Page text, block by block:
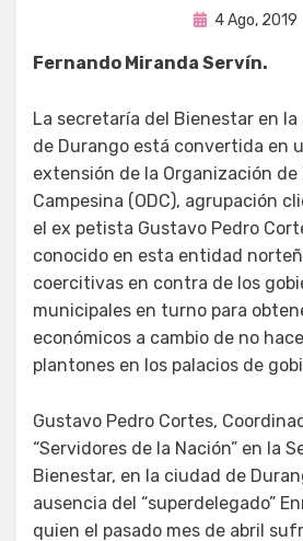
porEnrique
Publicada
4 Ago, 2019
Fernando Miranda Servín.
La secretaría del Bienestar en
de Durango está convertida en
extensión de la Organización de
Campesina (ODC), agrupación
el ex petista Gustavo Pedro
conocido en esta entidad
coercitivas en contra de los
municipales en turno para
económicos a cambio de no
plantones en los palacios de
Gustavo Pedro Cortes,
“Servidores de la Nación” en la
Bienestar, en la ciudad de
ausencia del “superdelegado”
quien el pasado mes de abril